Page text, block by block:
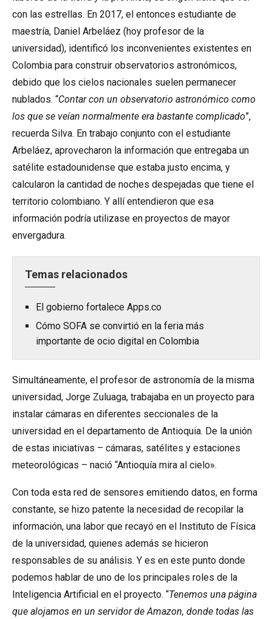
con las estrellas. En 2017, el entonces estudiante de
maestría, Daniel Arbeláez (hoy profesor de la
universidad), identificó los inconvenientes existentes en
Colombia para construir observatorios astronómicos,
debido que los cielos nacionales suelen permanecer
nublados. “Contar con un observatorio astronómico como
los que se veían normalmente era bastante complicado”,
recuerda Silva. En trabajo conjunto con el estudiante
Arbeláez, aprovecharon la información que entregaba un
satélite estadounidense que estaba justo encima, y
calcularon la cantidad de noches despejadas que tiene el
territorio colombiano. Y allí entendieron que esa
información podría utilizase en proyectos de mayor
envergadura.
Temas relacionados
El gobierno fortalece Apps.co
Cómo SOFA se convirtió en la feria más
importante de ocio digital en Colombia
Simultáneamente, el profesor de astronomía de la misma
universidad, Jorge Zuluaga, trabajaba en un proyecto para
instalar cámaras en diferentes seccionales de la
universidad en el departamento de Antioquia. De la unión
de estas iniciativas – cámaras, satélites y estaciones
meteorológicas – nació “Antioquía mira al cielo».
Con toda esta red de sensores emitiendo datos, en forma
constante, se hizo patente la necesidad de recopilar la
información, una labor que recayó en el Instituto de Física
de la universidad, quienes además se hicieron
responsables de su análisis. Y es en este punto donde
podemos hablar de uno de los principales roles de la
Inteligencia Artificial en el proyecto. “Tenemos una página
que alojamos en un servidor de Amazon, donde todas las